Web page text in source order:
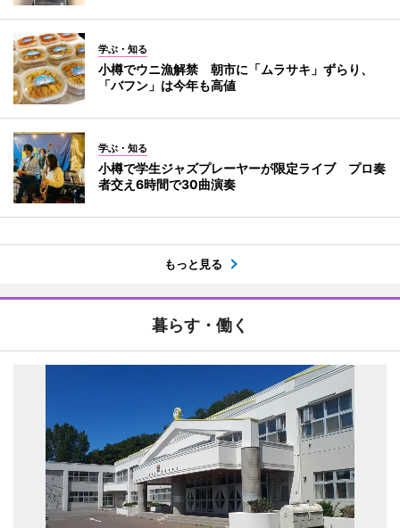
学ぶ・知る
小樽でウニ漁解禁 朝市に「ムラサキ」ずらり、
「バフン」は今年も高値
学ぶ・知る
小樽で学生ジャズプレーヤーが限定ライブ プロ奏
者交え6時間で30曲演奏
もっと見る
暮らす・働く